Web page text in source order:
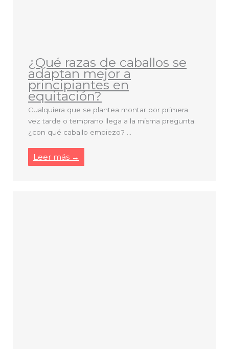
¿Qué razas de caballos se
adaptan mejor a
principiantes en
equitación?
Cualquiera que se plantea montar por primera
vez tarde o temprano llega a la misma pregunta:
¿con qué caballo empiezo? ...
Leer más →